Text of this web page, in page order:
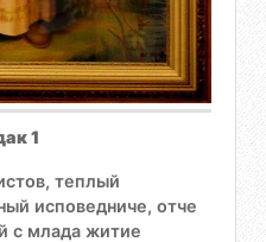
1
теплый
исповедниче, отче
с млада житие